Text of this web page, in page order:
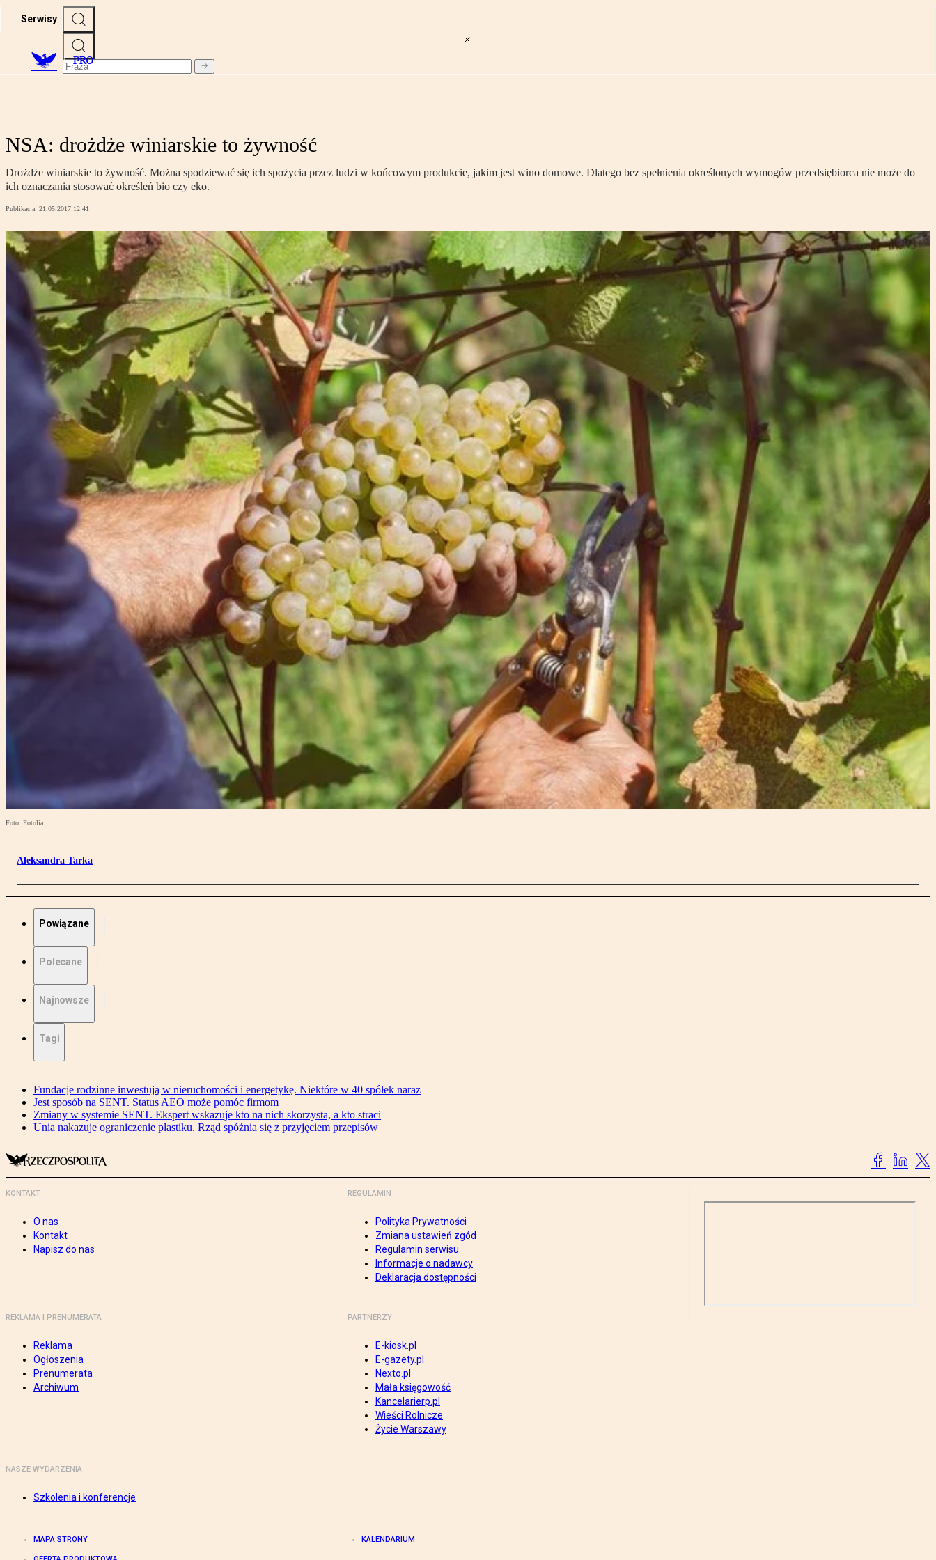
Serwisy
PRO
NSA: drożdże winiarskie to żywność
Drożdże winiarskie to żywność. Można spodziewać się ich spożycia przez ludzi w końcowym produkcie, jakim jest wino domowe. Dlatego bez spełnienia określonych wymogów przedsiębiorca nie może do
ich oznaczania stosować określeń bio czy eko.
Publikacja: 21.05.2017 12:41
Foto: Fotolia
Aleksandra Tarka
Powiązane
Polecane
Najnowsze
Tagi
Fundacje rodzinne inwestują w nieruchomości i energetykę. Niektóre w 40 spółek naraz
Jest sposób na SENT. Status AEO może pomóc firmom
Zmiany w systemie SENT. Ekspert wskazuje kto na nich skorzysta, a kto straci
Unia nakazuje ograniczenie plastiku. Rząd spóźnia się z przyjęciem przepisów
KONTAKT
O nas
Kontakt
Napisz do nas
REGULAMIN
Polityka Prywatności
Zmiana ustawień zgód
Regulamin serwisu
Informacje o nadawcy
Deklaracja dostępności
REKLAMA I PRENUMERATA
Reklama
Ogłoszenia
Prenumerata
Archiwum
PARTNERZY
E-kiosk.pl
E-gazety.pl
Nexto.pl
Mała księgowość
Kancelarierp.pl
Wieści Rolnicze
Życie Warszawy
NASZE WYDARZENIA
Szkolenia i konferencje
MAPA STRONY KALENDARIUM